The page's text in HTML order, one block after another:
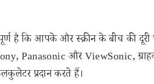
है कि आपके और स्क्रीन के बीच की
Panasonic और ViewSonic,
प्रदान करते हैं।